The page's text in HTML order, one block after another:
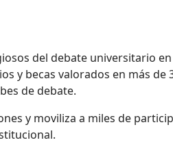
del debate universitario
y becas valorados en más de
de debate.
y moviliza a miles de